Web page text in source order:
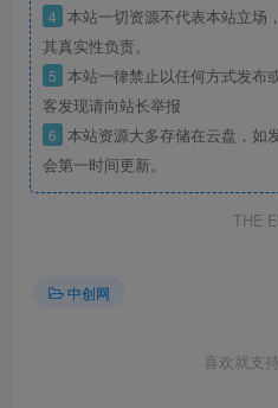
4 本站一切资源不代表本站立场
其真实性负责。
5 本站一律禁止以任何方式发布
客发现请向站长举报
6 本站资源大多存储在云盘，如
会第一时间更新。
THE
中创网
喜欢就支